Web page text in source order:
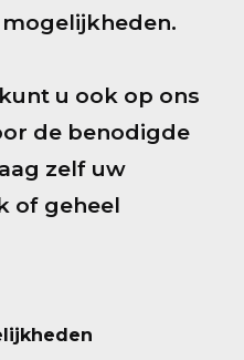
u ook op ons
de benodigde
zelf uw
of geheel